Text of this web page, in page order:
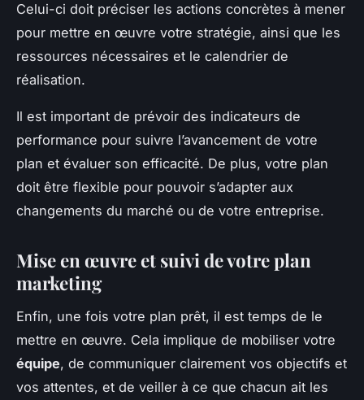
Celui-ci doit préciser les actions concrètes à mener
pour mettre en œuvre votre stratégie, ainsi que les
ressources nécessaires et le calendrier de
réalisation.
Il est important de prévoir des indicateurs de
performance pour suivre l’avancement de votre
plan et évaluer son efficacité. De plus, votre plan
doit être flexible pour pouvoir s’adapter aux
changements du marché ou de votre entreprise.
Mise en œuvre et suivi de votre plan
marketing
Enfin, une fois votre plan prêt, il est temps de le
mettre en œuvre. Cela implique de mobiliser votre
équipe, de communiquer clairement vos objectifs et
vos attentes, et de veiller à ce que chacun ait les